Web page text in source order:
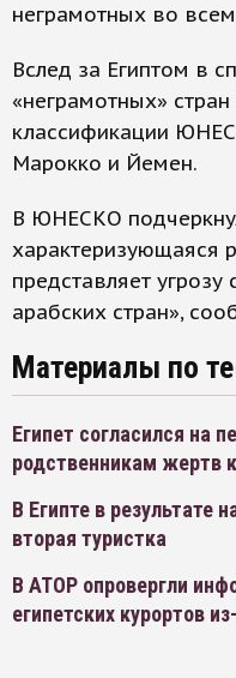
неграмотных во
Вслед за Египтом в
«неграмотных» стран
классификации
Марокко и Йемен.
В ЮНЕСКО
характеризующаяся
представляет
арабских стран»,
Материалы по
Египет согласился на
родственникам жертв
В Египте в результате
вторая туристка
В АТОР опровергли
египетских курортов